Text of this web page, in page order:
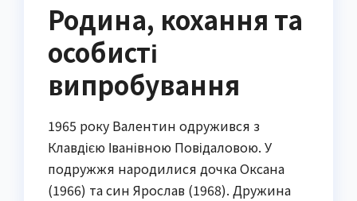
Родина, кохання та
особисті
випробування
1965 року Валентин одружився з
Клавдією Іванівною Повідаловою. У
подружжя народилися дочка Оксана
(1966) та син Ярослав (1968). Дружина